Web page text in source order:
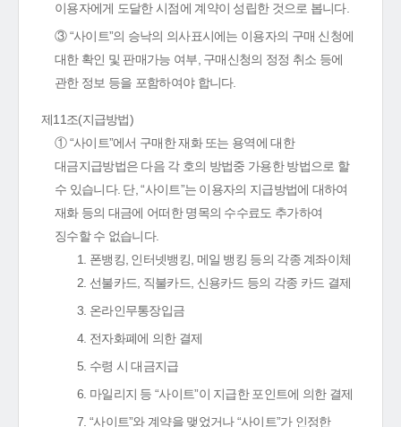
이용자에게 도달한 시점에 계약이 성립한 것으로 봅니다.
③ “사이트”의 승낙의 의사표시에는 이용자의 구매 신청에
대한 확인 및 판매가능 여부, 구매신청의 정정 취소 등에
관한 정보 등을 포함하여야 합니다.
제11조(지급방법)
① “사이트”에서 구매한 재화 또는 용역에 대한
대금지급방법은 다음 각 호의 방법중 가용한 방법으로 할
수 있습니다. 단, “사이트”는 이용자의 지급방법에 대하여
재화 등의 대금에 어떠한 명목의 수수료도 추가하여
징수할 수 없습니다.
1. 폰뱅킹, 인터넷뱅킹, 메일 뱅킹 등의 각종 계좌이체
2. 선불카드, 직불카드, 신용카드 등의 각종 카드 결제
3. 온라인무통장입금
4. 전자화폐에 의한 결제
5. 수령 시 대금지급
6. 마일리지 등 “사이트”이 지급한 포인트에 의한 결제
7. “사이트”와 계약을 맺었거나 “사이트”가 인정한